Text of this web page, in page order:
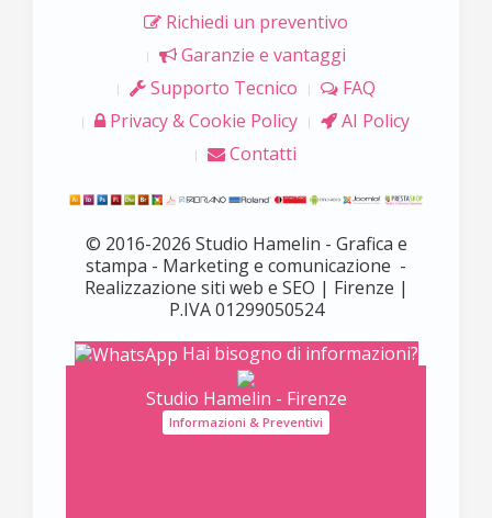
Richiedi un preventivo
Garanzie e vantaggi
Supporto Tecnico
FAQ
Privacy & Cookie Policy
AI Policy
Contatti
© 2016-2026 Studio Hamelin - Grafica e
stampa - Marketing e comunicazione -
Realizzazione siti web e SEO | Firenze |
P.IVA 01299050524
Hai bisogno di informazioni?
Studio Hamelin - Firenze
Informazioni & Preventivi